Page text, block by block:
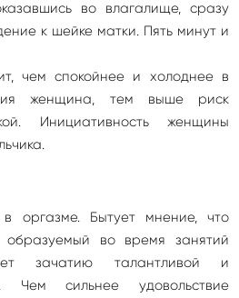
во влагалище, сразу
к шейке матки. Пять минут и
чем спокойнее и холоднее в
женщина, тем выше риск
Инициативность женщины
оргазме. Бытует мнение, что
образуемый во время занятий
зачатию талантливой и
Чем сильнее удовольствие